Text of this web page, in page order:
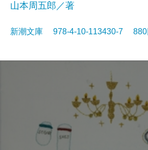
山本周五郎／著
新潮文庫 978-4-10-113430-7